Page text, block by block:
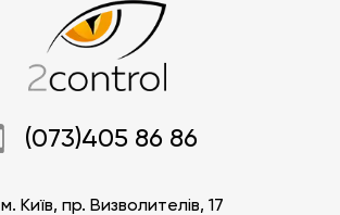
(073)405 86 86
м. Київ, пр. Визволителів, 17